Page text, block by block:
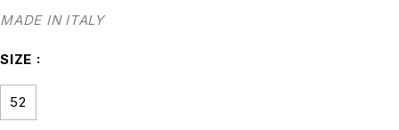
MADE IN ITALY
SIZE
52